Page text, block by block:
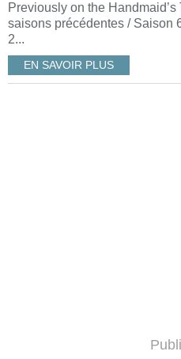
Previously on the
saisons précédentes /
2...
EN SAVOIR PLUS